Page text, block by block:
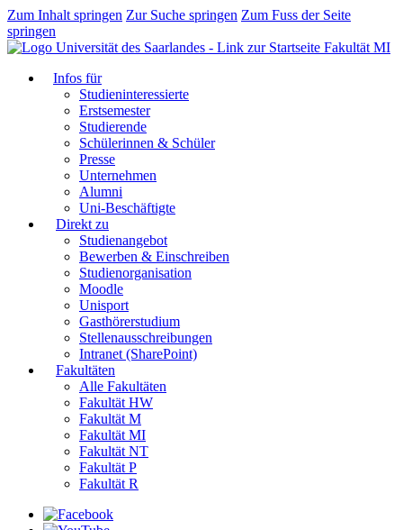
Zum Inhalt springen Zur Suche springen Zum Fuss der Seite
springen
Fakultät MI
Infos für
Studieninteressierte
Erstsemester
Studierende
Schülerinnen & Schüler
Presse
Unternehmen
Alumni
Uni-Beschäftigte
Direkt zu
Studienangebot
Bewerben & Einschreiben
Studienorganisation
Moodle
Unisport
Gasthörerstudium
Stellenausschreibungen
Intranet (SharePoint)
Fakultäten
Alle Fakultäten
Fakultät HW
Fakultät M
Fakultät MI
Fakultät NT
Fakultät P
Fakultät R